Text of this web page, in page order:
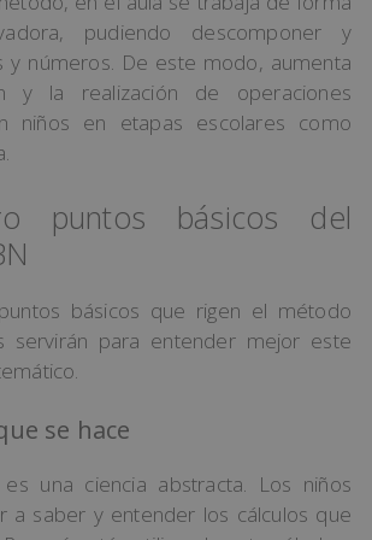
pudiendo descomponer y
y números. De este modo, aumenta
y la realización de operaciones
niños en etapas escolares como
puntos básicos del
básicos que rigen el método
servirán para entender mejor este
se hace
una ciencia abstracta. Los niños
a saber y entender los cálculos que